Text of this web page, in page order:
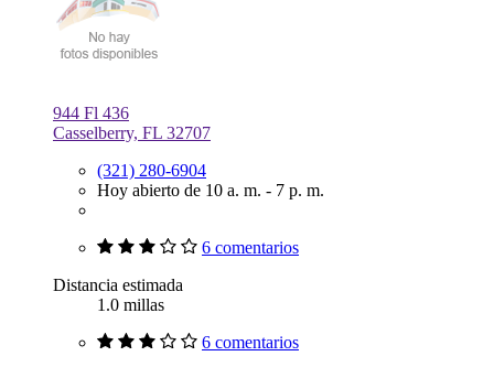
944 Fl 436
Casselberry, FL 32707
(321) 280-6904
Hoy abierto de 10 a. m. - 7 p. m.
6 comentarios
Distancia estimada
1.0 millas
6 comentarios